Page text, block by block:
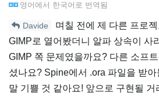
영어 에서 한국어 로 번역됨
Davide
며칠 전에 제 다른 프로
GIMP로 열어봤더니 알파 상속이 사
GIMP 쪽 문제였을까요? 다른 소프
셨나요? Spine에서 .ora 파일을 받
말 기쁠 것 같아요! 앞으로 구현될